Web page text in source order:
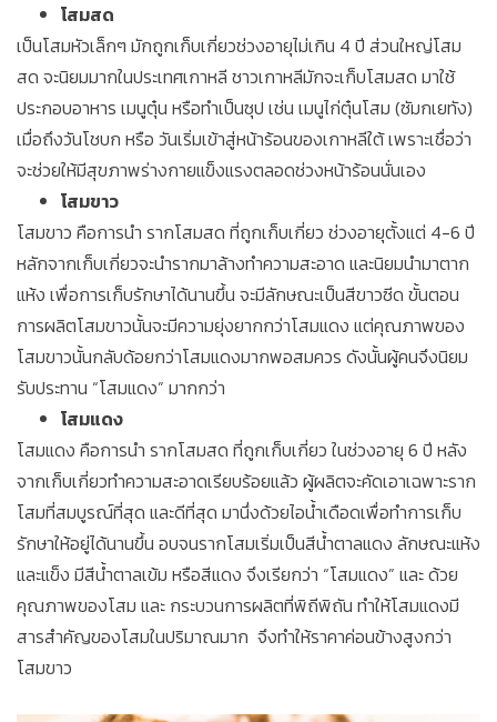
โสมสด
เป็นโสมหัวเล็กๆ มักถูกเก็บเกี่ยวช่วงอายุไม่เกิน 4 ปี ส่วนใหญ่โสม
สด จะนิยมมากในประเทศเกาหลี ชาวเกาหลีมักจะเก็บโสมสด มาใช้
ประกอบอาหาร เมนูตุ๋น หรือทำเป็นซุป เช่น เมนูไก่ตุ๋นโสม (ซัมกเยทัง)
เมื่อถึงวันโชบก หรือ วันเริ่มเข้าสู่หน้าร้อนของเกาหลีใต้ เพราะเชื่อว่า
จะช่วยให้มีสุขภาพร่างกายแข็งแรงตลอดช่วงหน้าร้อนนั่นเอง
โสมขาว
โสมขาว คือการนำ รากโสมสด ที่ถูกเก็บเกี่ยว ช่วงอายุตั้งแต่ 4-6 ปี
หลักจากเก็บเกี่ยวจะนำรากมาล้างทำความสะอาด และนิยมนำมาตาก
แห้ง เพื่อการเก็บรักษาได้นานขึ้น จะมีลักษณะเป็นสีขาวซีด ขั้นตอน
การผลิตโสมขาวนั้นจะมีความยุ่งยากกว่าโสมแดง แต่คุณภาพของ
โสมขาวนั้นกลับด้อยกว่าโสมแดงมากพอสมควร ดังนั้นผู้คนจึงนิยม
รับประทาน “โสมแดง” มากกว่า
โสมแดง
โสมแดง คือการนำ รากโสมสด ที่ถูกเก็บเกี่ยว ในช่วงอายุ 6 ปี หลัง
จากเก็บเกี่ยวทำความสะอาดเรียบร้อยแล้ว ผู้ผลิตจะคัดเอาเฉพาะราก
โสมที่สมบูรณ์ที่สุด และดีที่สุด มานึ่งด้วยไอน้ำเดือดเพื่อทำการเก็บ
รักษาให้อยู่ได้นานขึ้น อบจนรากโสมเริ่มเป็นสีน้ำตาลแดง ลักษณะแห้ง
และแข็ง มีสีน้ำตาลเข้ม หรือสีแดง จึงเรียกว่า “โสมแดง” และ ด้วย
คุณภาพของโสม และ กระบวนการผลิตที่พิถีพิถัน ทำให้โสมแดงมี
สารสำคัญของโสมในปริมาณมาก จึงทำให้ราคาค่อนข้างสูงกว่า
โสมขาว